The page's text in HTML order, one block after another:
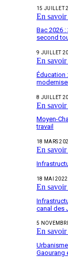
15 JUILLET
En savoir
Bac 2026
second
9 JUILLET
En savoir
Éducation
8 JUILLET
En savoir
Moyen-
travail
18 MARS
En savoir
18 MAI 2022
En savoir
canal des
5
En savoir
Gaourang